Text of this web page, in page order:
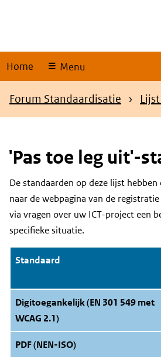
Home Menu
Kruimelpad
Forum Standaardisatie
'Pas toe leg uit'-
Content
De standaarden op deze lijst hebben
naar de webpagina van de
via vragen over uw ICT-project een
specifieke situatie.
Standaard
Digitoegankelijk (EN 301 549 met
WCAG 2.1)
PDF (NEN-ISO)